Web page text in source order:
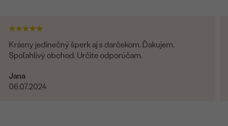
Krásny jedinečný šperk aj s darčekom. Ďakujem.
Spoľahlivý obchod. Určite odporúčam.
Jana
06.07.2024